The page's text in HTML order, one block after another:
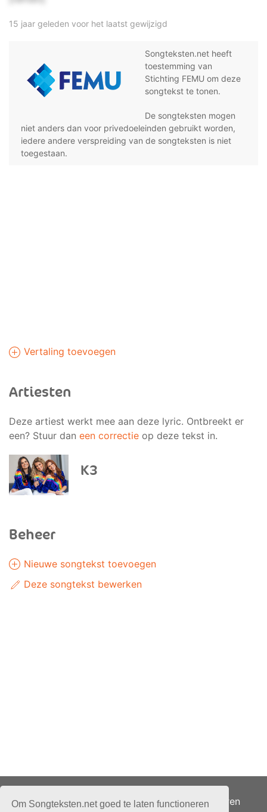
Om Songteksten.net goed te laten functioneren
15 jaar geleden voor het laatst gewijzigd
Songteksten.net heeft
toestemming van
Stichting FEMU om deze
songtekst te tonen.
De songteksten mogen
niet anders dan voor privedoeleinden gebruikt worden,
iedere andere verspreiding van de songteksten is niet
toegestaan.
Vertaling toevoegen
Artiesten
Deze artiest werkt mee aan deze lyric. Ontbreekt er
een? Stuur dan een correctie op deze tekst in.
K3
Beheer
Nieuwe songtekst toevoegen
Deze songtekst bewerken
Adverteren